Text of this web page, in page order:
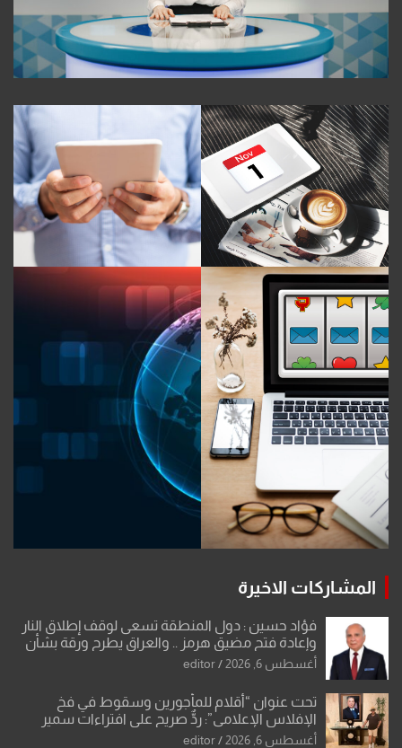
المشاركات الاخيرة
فؤاد حسين : دول المنطقة تسعى لوقف إطلاق النار
وإعادة فتح مضيق هرمز .. والعراق يطرح ورقة بشأن
تحولات القدس
أغسطس 6, 2026 editor
تحت عنوان “أقلام للمأجورين وسقوط في فخ
الإفلاس الإعلامي”: ردٌّ صريح على افتراءات سمير
الشكرجي
أغسطس 6, 2026 editor